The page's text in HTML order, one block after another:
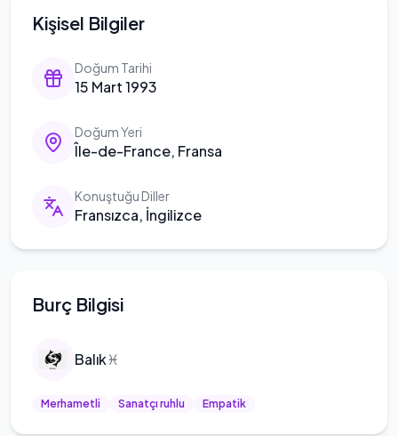
Kişisel Bilgiler
Doğum Tarihi
15 Mart 1993
Doğum Yeri
Île-de-France, Fransa
Konuştuğu Diller
Fransızca, İngilizce
Burç Bilgisi
Balık♓
Merhametli Sanatçı ruhlu Empatik